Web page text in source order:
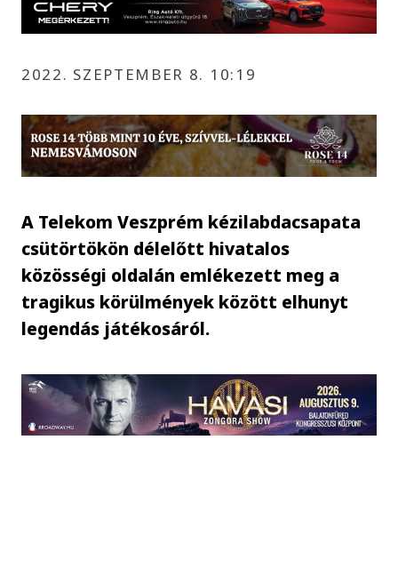
2022. SZEPTEMBER 8. 10:19
A Telekom Veszprém kézilabdacsapata
csütörtökön délelőtt hivatalos
közösségi oldalán emlékezett meg a
tragikus körülmények között elhunyt
legendás játékosáról.